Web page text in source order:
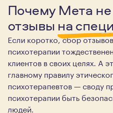
Почему Мета
отзывы на
Если коротко, сбор
психотерапии
клиентов в своих целях. А
главному правилу
психотерапевтов — своду
психотерапии быть
людей.